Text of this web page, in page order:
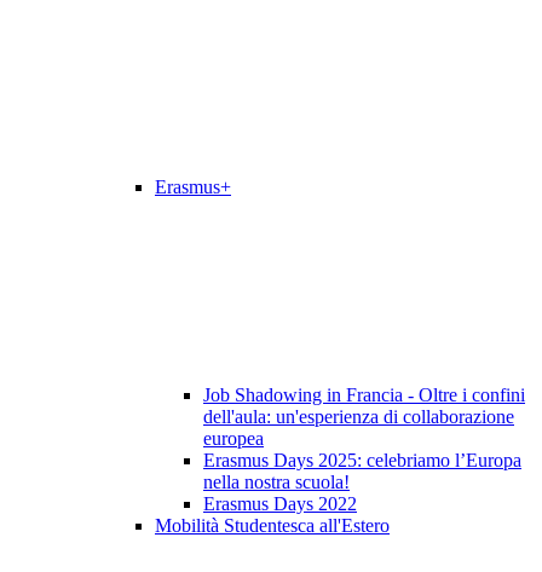
Erasmus+
Job Shadowing in Francia - Oltre i confini
dell'aula: un'esperienza di collaborazione
europea
Erasmus Days 2025: celebriamo l’Europa
nella nostra scuola!
Erasmus Days 2022
Mobilità Studentesca all'Estero